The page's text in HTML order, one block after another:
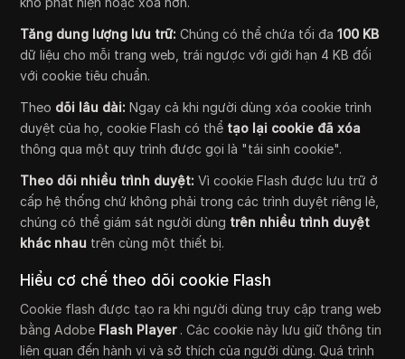
Tăng dung lượng lưu trữ:Chúng có thể chứa tối đa100 KB
dữ liệu cho mỗi trang web, trái ngược với giới hạn 4 KB đối
với cookie tiêu chuẩn.
Theo dõi lâu dài:Ngay cả khi người dùng xóa cookie trình
duyệt của họ, cookie Flash có thể tạo lại cookie đã xóa
thông qua một quy trình được gọi là "tái sinh cookie".
Theo dõi nhiều trình duyệt:Vì cookie Flash được lưu trữ ở
cấp hệ thống chứ không phải trong các trình duyệt riêng lẻ,
chúng có thể giám sát người dùng trên nhiều trình duyệt
khác nhau trên cùng một thiết bị.
Hiểu cơ chế theo dõi cookie Flash
Cookie flash được tạo ra khi người dùng truy cập trang web
bằng Adobe Flash Player . Các cookie này lưu giữ thông tin
liên quan đến hành vi và sở thích của người dùng. Quá trình